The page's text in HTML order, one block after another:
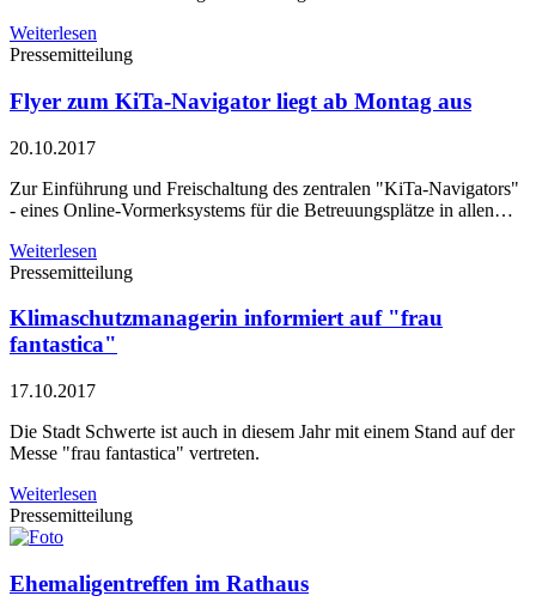
Weiterlesen
Pressemitteilung
Flyer zum KiTa-Navigator liegt ab Montag aus
20.10.2017
Zur Einführung und Freischaltung des zentralen "KiTa-Navigators"
- eines Online-Vormerksystems für die Betreuungsplätze in allen…
Weiterlesen
Pressemitteilung
Klimaschutzmanagerin informiert auf "frau
fantastica"
17.10.2017
Die Stadt Schwerte ist auch in diesem Jahr mit einem Stand auf der
Messe "frau fantastica" vertreten.
Weiterlesen
Pressemitteilung
Ehemaligentreffen im Rathaus